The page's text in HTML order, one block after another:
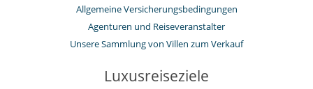
Allgemeine Versicherungsbedingungen
Agenturen und Reiseveranstalter
Unsere Sammlung von Villen zum Verkauf
Luxusreiseziele